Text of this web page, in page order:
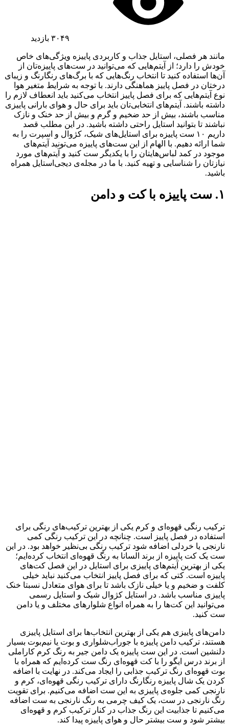
۳۰۴۹ بازدید
مانند هر فصلی، استایل جذاب و کاربردی پاییزه ویژگی‌های خاص
خودش را دارد؛ از آیتم‌هایی که می‌توانید در ست‌های پاییزه‌تان از
آن‌ها استفاده کنید تا انتخاب رنگ‌هایی که با برگ‌های رنگارنگ و زیبای
درختان در فصل پاییز هماهنگی دارند. با توجه به شرایط متغیر هوا
نوع آیتم‌هایی که برای فصل پاییز انتخاب می‌کنید باید انعطاف لازم را
داشته باشند. آیتم‌های انتخابی‌تان باید برای حال و هوای بارانی پاییزی
مناسب باشند، بیش از حد ضخیم و گرم و بیش از حد خنک و نازک
نباشند تا بتوانید استایل راحتی داشته باشید. در این مطلب قصد
داریم ۱۰ ست پاییزه برای استایل‌های شیک، کژوال و اسپرت را به
شما ارائه دهیم. با الهام از این ست‌های پاییزه می‌تونید آیتم‌های
موجود در کمد لباس‌هایتان را با یکدیگر ست کنید و آیتم‌های مورد‌
نیازتان را شناسایی و تهیه کنید. با ما در مجله‌ی دیجی‌استایل همراه
باشید.
۱. ست پاییزه با کت و دامن
ترکیب رنگی قهوه‌ای و کرم یکی از بهترین ترکیب‌های رنگی برای
استفاده در فصل پاییز است. چنانچه در این ترکیب رنگی کمی
نارنجی یا خردلی اضافه شود ترکیب رنگی بی‌نظیر خواهد بود. در این
ست یک کت پاییزه از برند السانا به رنگ قهوه‌ای انتخاب کرده‌ایم؛
یکی از بهترین آیتم‌های پاییزی برای استایل در این فصل کت‌های
پاییزه است. کتی که برای فصل پاییز انتخاب می‌کنید نباید خیلی
کلفت و ضخیم و یا خیلی نازک باشد تا برای هوای متعادل نسبتا خنک
پاییزی مناسب باشد. در استایل کژوال شیک و استایل رسمی
می‌توانید این کت‌ها را به همراه انواع شلوارهای مختلف و یا دامن
ست کنید.
دامن‌های پاییزی هم یکی از بهترین انتخاب‌ها برای استایل پاییزی
هستند، ترکیب دامن پاییزه با جوراب‌شلواری و بوت یا نیم‌بوت بسیار
دلنشین است. در این ست پاییزه یک دامن جیر به رنگ کرم کاراملی
از برند درس ایگو را با کت قهوه‌ای رنگ ست کرده‌ایم که همراه با
بوت قهوه‌ای رنگ ترکیب جذابی را ایجاد می‌کند. در نهایت با اضافه
کردن یک شال پاییزه رنگارنگ دارای ترکیب رنگی قهوه‌ای، کرم و
نارنجی کمی جلوه‌ی پاییزی به این ست اضافه می‌کنیم. برای تقویت
رنگ نارنجی در ست، یک کیف چرمی به رنگ نارنجی به ست اضافه
می‌کنیم تا جذابیت این رنگ جذاب در کنار ترکیب کرم و قهوه‌ای
بیشتر شود و ست بیشتر حال و هوای پاییزه پیدا کند.